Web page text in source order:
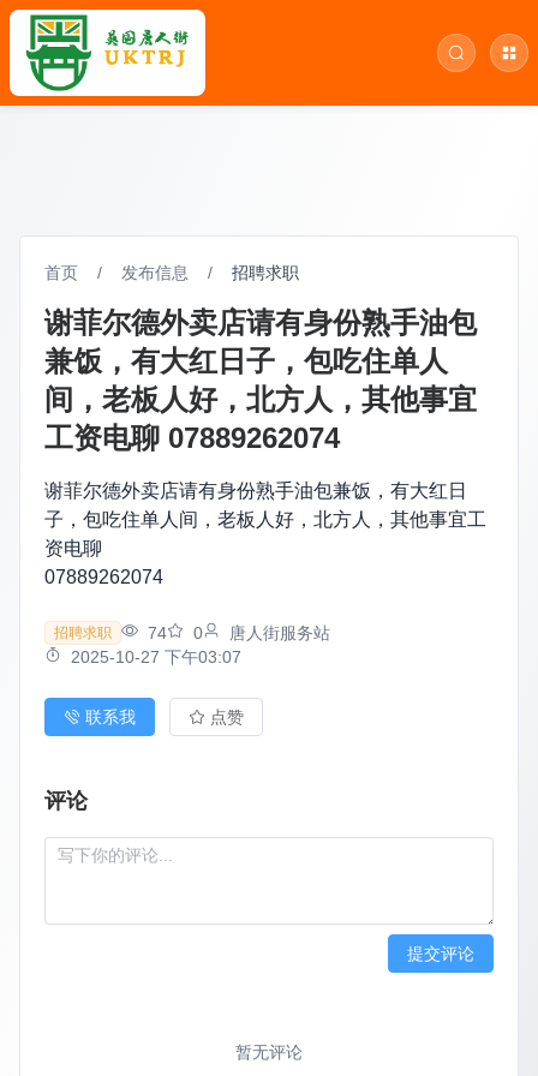
首页 / 发布信息 / 招聘求职
谢菲尔德外卖店请有身份熟手油包
兼饭，有大红日子，包吃住单人
间，老板人好，北方人，其他事宜
工资电聊 07889262074
谢菲尔德外卖店请有身份熟手油包兼饭，有大红日
子，包吃住单人间，老板人好，北方人，其他事宜工
资电聊
07889262074
招聘求职 74 0
唐人街服务站
2025-10-27 下午03:07
联系我 点赞
评论
提交评论
暂无评论